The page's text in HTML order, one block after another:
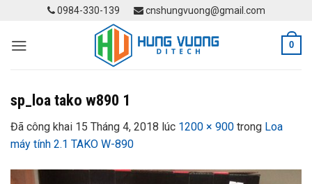
content
0984-330-139 cnshungvuong@gmail.com
0
sp_loa tako w890 1
Đã công khai 15 Tháng 4, 2018 lúc 1200 × 900 trong Loa
máy tính 2.1 TAKO W-890